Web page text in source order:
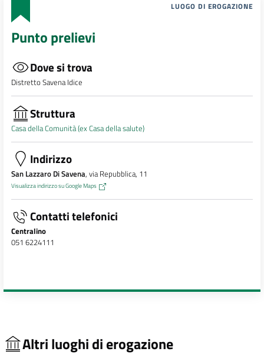
LUOGO DI EROGAZIONE
Punto prelievi
Dove si trova
Distretto Savena Idice
Struttura
Casa della Comunità (ex Casa della salute)
Indirizzo
San Lazzaro Di Savena, via Repubblica, 11
Visualizza indirizzo su Google Maps
Contatti telefonici
Centralino
051 6224111
Altri luoghi di erogazione